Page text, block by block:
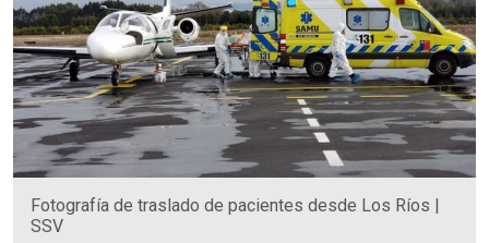
Fotografía de traslado de pacientes desde Los Ríos |
SSV